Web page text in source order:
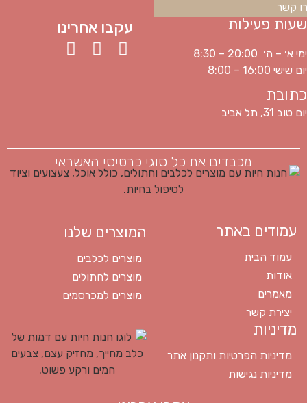
קשר
שעות פעילות
ימי א׳ – ה׳ 20:00 – 8:30
יום שישי 16:00 – 8:00
כתובת
יום טוב 31, תל אביב
עקבו אחרינו
מכבדים את כל סוגי כרטיסי האשראי
עמודים באתר
עמוד הבית
אודות
מאמרים
יצירת קשר
המוצרים שלנו
מוצרים לכלבים
מוצרים לחתולים
מוצרים למכרסמים
מדיניות
מדיניות הפרטיות ותקנון אתר
מדיניות נגישות